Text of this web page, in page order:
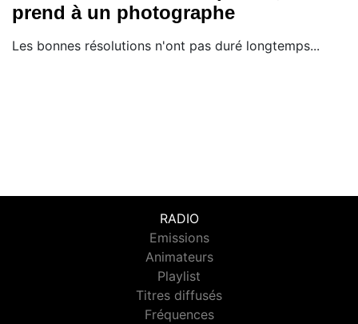
prend à un photographe
Les bonnes résolutions n'ont pas duré longtemps...
RADIO
Emissions
Animateurs
Playlist
Titres diffusés
Fréquences